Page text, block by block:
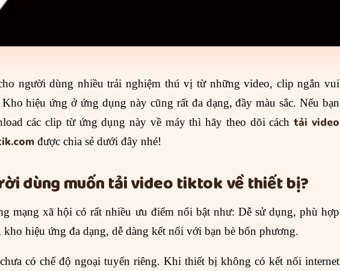
người dùng nhiều trải nghiệm thú vị từ những video, clip ngắn vui
hiệu ứng ở ứng dụng này cũng rất đa dạng, đầy màu sắc. Nếu bạn
các clip từ ứng dụng này về máy thì hãy theo dõi cáchtải video
được chia sẻ dưới đây nhé!
dùng muốn tải video tiktok về thiết bị?
mạng xã hội có rất nhiều ưu điểm nổi bật như: Dễ sử dụng, phù hợp
hiệu ứng đa dạng, dễ dàng kết nối với bạn bè bốn phương.
có chế độ ngoại tuyến riêng. Khi thiết bị không có kết nối internet